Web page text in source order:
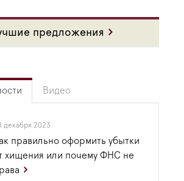
предложения
Видео
декабря 2023
правильно оформить убытки
хищения или почему ФНС не